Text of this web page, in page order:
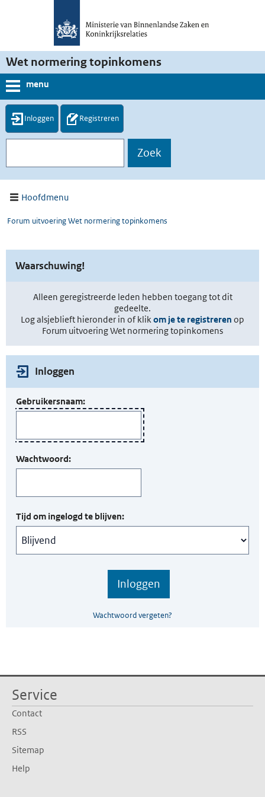
Wet normering topinkomens
menu
Inloggen Registreren
Hoofdmenu
Forum uitvoering Wet normering topinkomens
Waarschuwing!
Alleen geregistreerde leden hebben toegang tot dit
gedeelte.
Log alsjeblieft hieronder in of klik om je te registreren op
Forum uitvoering Wet normering topinkomens
Inloggen
Gebruikersnaam:
Wachtwoord:
Tijd om ingelogd te blijven:
Wachtwoord vergeten?
Service
Contact
RSS
Sitemap
Help